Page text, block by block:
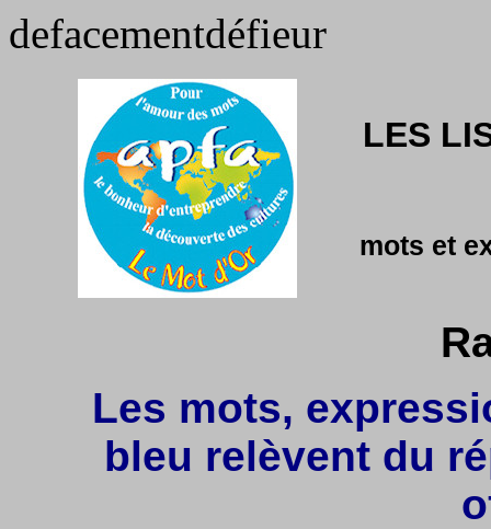
defacementdéfieur
LES
mots et
Les mots,
bleu relèvent du